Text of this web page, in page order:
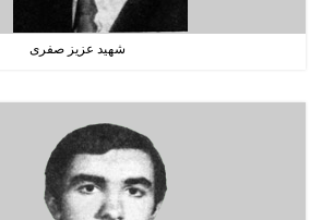
شهید عزیز صفری